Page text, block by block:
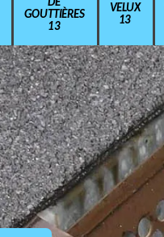
DE
GOUTTIÈRES
13
VELUX
13